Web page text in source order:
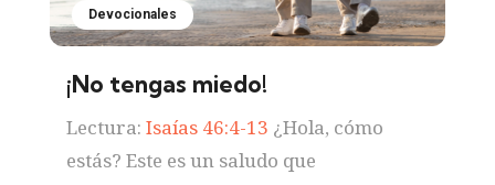
Devocionales
¡No tengas miedo!
Lectura: Isaías 46:4-13 ¿Hola, cómo
estás? Este es un saludo que